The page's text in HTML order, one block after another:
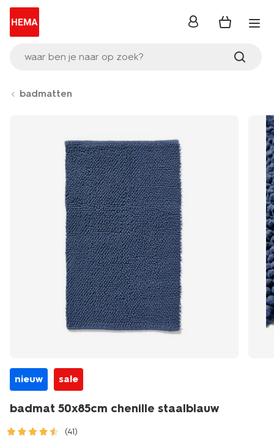
waar ben je naar op zoek?
inloggen
badmatten
nieuw sale
badmat 50x85cm chenille staalblauw
(41)